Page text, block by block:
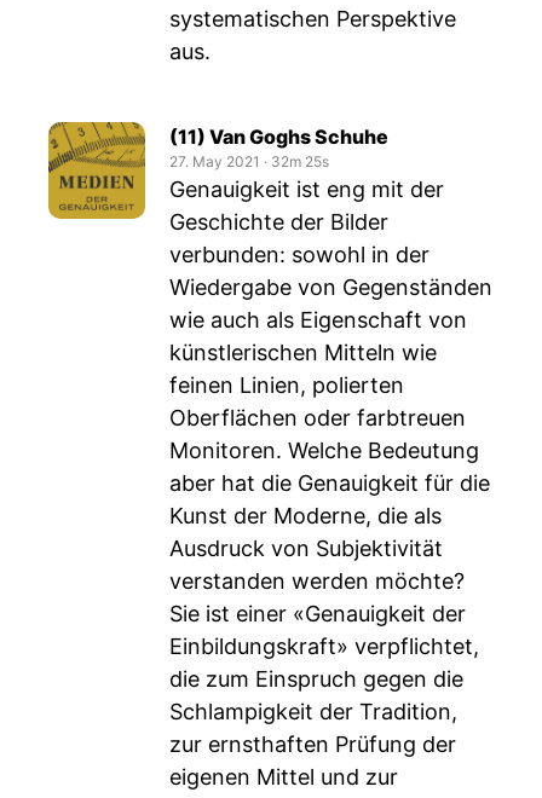
systematischen Perspektive
aus.
(11) Van Goghs Schuhe
27. May 2021 ‧ 32m 25s
Genauigkeit ist eng mit der
Geschichte der Bilder
verbunden: sowohl in der
Wiedergabe von Gegenständen
wie auch als Eigenschaft von
künstlerischen Mitteln wie
feinen Linien, polierten
Oberflächen oder farbtreuen
Monitoren. Welche Bedeutung
aber hat die Genauigkeit für die
Kunst der Moderne, die als
Ausdruck von Subjektivität
verstanden werden möchte?
Sie ist einer «Genauigkeit der
Einbildungskraft» verpflichtet,
die zum Einspruch gegen die
Schlampigkeit der Tradition,
zur ernsthaften Prüfung der
eigenen Mittel und zur